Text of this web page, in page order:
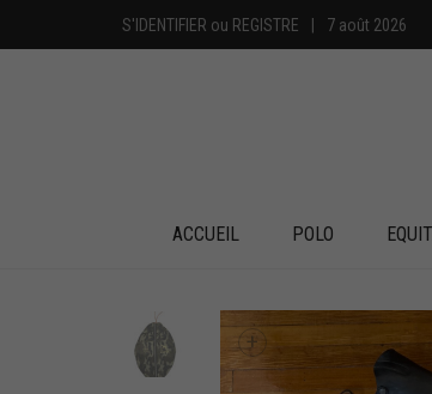
S'IDENTIFIER ou REGISTRE | 7 août 2026
ACCUEIL POLO
+